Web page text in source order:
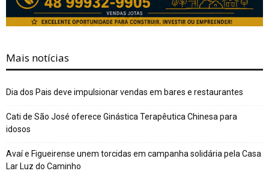
Mais notícias
Dia dos Pais deve impulsionar vendas em bares e restaurantes
Cati de São José oferece Ginástica Terapêutica Chinesa para
idosos
Avaí e Figueirense unem torcidas em campanha solidária pela Casa
Lar Luz do Caminho